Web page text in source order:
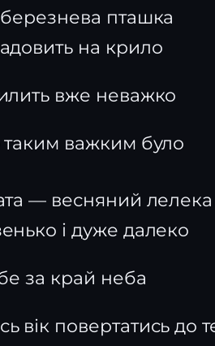
березнева пташка
на крило
вже неважко
важким було
— весняний лелека
і дуже далеко
за край неба
вік повертатись до